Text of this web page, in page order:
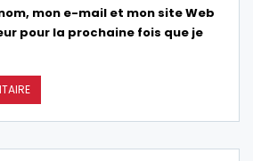
mon e-mail et mon site Web
pour la prochaine fois que je